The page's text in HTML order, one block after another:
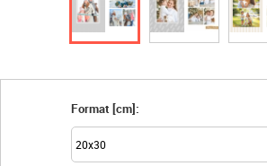
Format [cm]: